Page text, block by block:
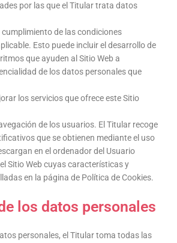
por las que el Titular trata datos
de las condiciones
Esto puede incluir el desarrollo de
que ayuden al Sitio Web a
de los datos personales que
los servicios que ofrece este Sitio
de los usuarios. El Titular recoge
que se obtienen mediante el uso
en el ordenador del Usuario
Sitio Web cuyas características y
en la página de Política de Cookies.
los datos personales
personales, el Titular toma todas las